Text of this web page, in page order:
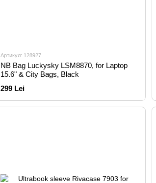
Артикул: 128927
NB Bag Luckysky LSM8870, for Laptop
15.6" & City Bags, Black
299 Lei